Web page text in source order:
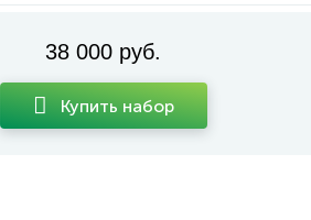
38 000 руб.
Купить набор